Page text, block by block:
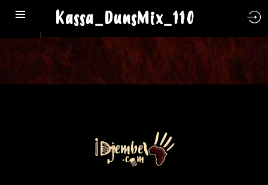
Kassa_DunsMix_110